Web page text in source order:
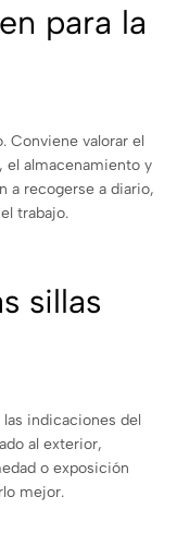
para la
Conviene valorar el
el almacenamiento y
a recogerse a diario,
trabajo.
sillas
las indicaciones del
al exterior,
o exposición
mejor.